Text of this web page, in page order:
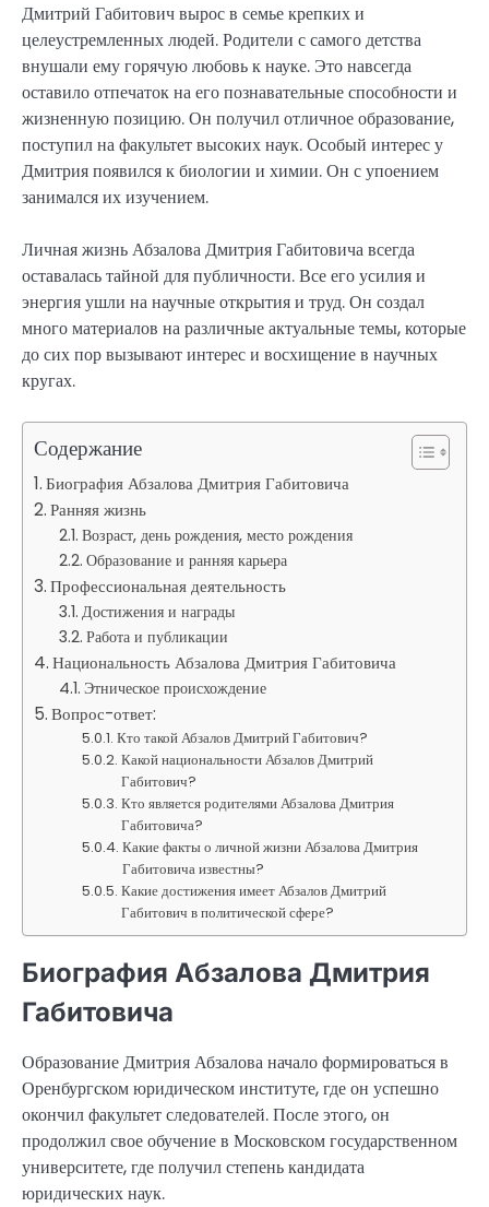
Дмитрий Габитович вырос в семье крепких и
целеустремленных людей. Родители с самого детства
внушали ему горячую любовь к науке. Это навсегда
оставило отпечаток на его познавательные способности и
жизненную позицию. Он получил отличное образование,
поступил на факультет высоких наук. Особый интерес у
Дмитрия появился к биологии и химии. Он с упоением
занимался их изучением.
Личная жизнь Абзалова Дмитрия Габитовича всегда
оставалась тайной для публичности. Все его усилия и
энергия ушли на научные открытия и труд. Он создал
много материалов на различные актуальные темы, которые
до сих пор вызывают интерес и восхищение в научных
кругах.
Содержание
Биография Абзалова Дмитрия Габитовича
Ранняя жизнь
Возраст, день рождения, место рождения
Образование и ранняя карьера
Профессиональная деятельность
Достижения и награды
Работа и публикации
Национальность Абзалова Дмитрия Габитовича
Этническое происхождение
Вопрос-ответ:
Кто такой Абзалов Дмитрий Габитович?
Какой национальности Абзалов Дмитрий
Габитович?
Кто является родителями Абзалова Дмитрия
Габитовича?
Какие факты о личной жизни Абзалова Дмитрия
Габитовича известны?
Какие достижения имеет Абзалов Дмитрий
Габитович в политической сфере?
Биография Абзалова Дмитрия
Габитовича
Образование Дмитрия Абзалова начало формироваться в
Оренбургском юридическом институте, где он успешно
окончил факультет следователей. После этого, он
продолжил свое обучение в Московском государственном
университете, где получил степень кандидата
юридических наук.